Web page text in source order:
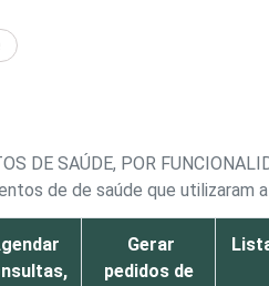
DE SAÚDE, POR
de de saúde que utilizaram
Gerar
pedidos de